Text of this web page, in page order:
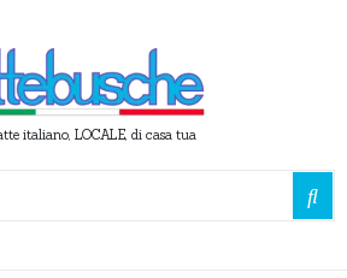
italiano, LOCALE, di casa tua